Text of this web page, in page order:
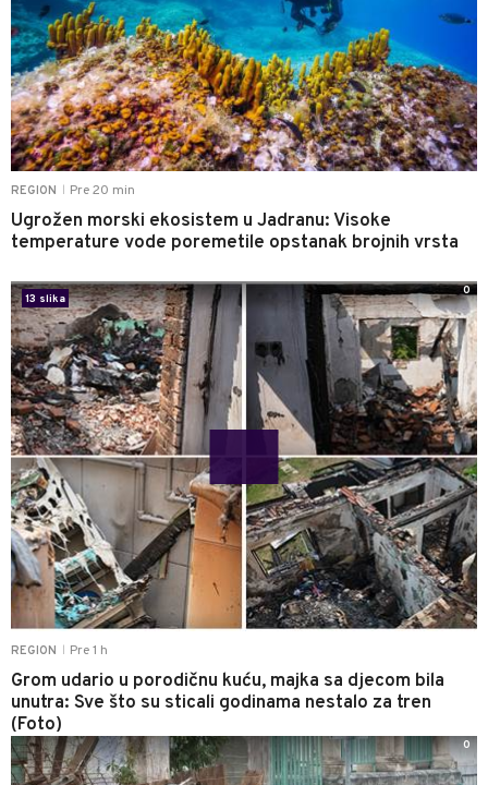
REGION Pre 20 min
Ugrožen morski ekosistem u Jadranu: Visoke
temperature vode poremetile opstanak brojnih vrsta
REGION Pre 1 h
Grom udario u porodičnu kuću, majka sa djecom bila
unutra: Sve što su sticali godinama nestalo za tren
(Foto)
13 slika
0
0